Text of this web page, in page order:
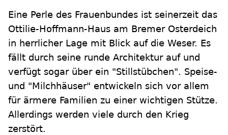
Eine Perle des Frauenbundes ist seinerzeit das
Ottilie-Hoffmann-Haus am Bremer Osterdeich
in herrlicher Lage mit Blick auf die Weser. Es
fällt durch seine runde Architektur auf und
verfügt sogar über ein "Stillstübchen". Speise-
und "Milchhäuser" entwickeln sich vor allem
für ärmere Familien zu einer wichtigen Stütze.
Allerdings werden viele durch den Krieg
zerstört.